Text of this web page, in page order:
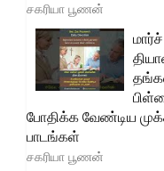
சகரியா பூணன்
போதிக்க வேண்டிய
பாடங்கள்
சகரியா பூணன்